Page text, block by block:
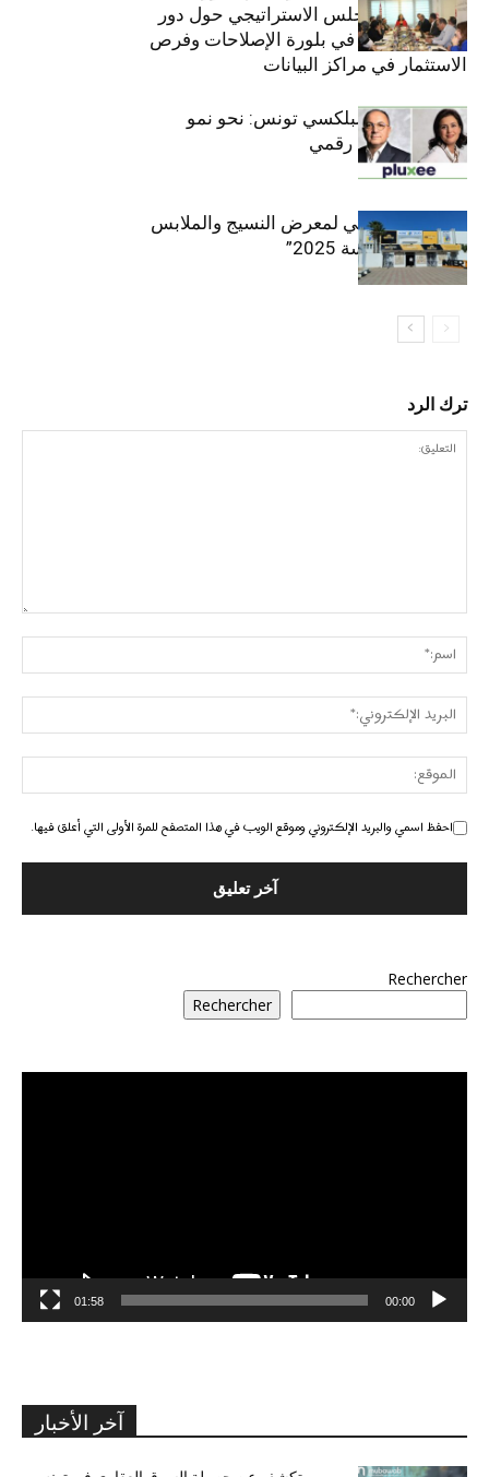
والعشرين للمجلس الاستراتيجي حول دور
القطاع الخاص في بلورة الإصلاحات وفرص
الاستثمار في مراكز البيانات
قيادة مزدوجة لبلكسي تونس: نحو نمو
متسارع وتحول رقمي
الافتتاح الرسمي لمعرض النسيج والملابس
“إنترتكس سوسة 2025”
ترك الرد
احفظ اسمي والبريد الإلكتروني وموقع الويب في هذا المتصفح للمرة الأولى التي أعلق فيها.
Rechercher
Rechercher
00:00
01:58
آخر الأخبار